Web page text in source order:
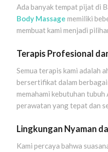
Ada banyak tempat pijat di
Body Massage memiliki
membuat kami menjadi
Terapis Profesional
Semua terapis kami adalah
bersertifikat dalam
memahami kebutuhan tubuh
perawatan yang tepat dan
Lingkungan Nyaman
Kami percaya bahwa